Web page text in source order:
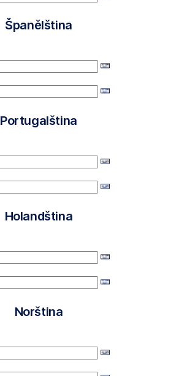
Španělština
Portugalština
Holandština
Norština